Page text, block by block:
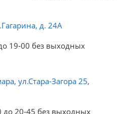
д. 24А
19-00 без выходных
ул.Стара-Загора 25,
до 20-45 без выходных